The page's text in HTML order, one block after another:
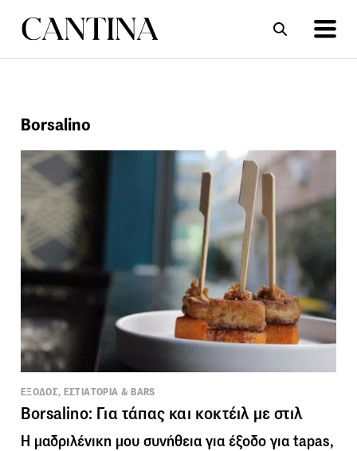
Borsalino
ΕΞΟΔΟΣ, ΕΣΤΙΑΤΟΡΙΑ & BARS
Borsalino: Για τάπας και κοκτέιλ με στιλ
Η μαδριλένικη μου συνήθεια για έξοδο για tapas,